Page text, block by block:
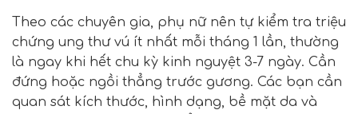
Theo các chuyên gia, phụ nữ nên tự kiểm tra triệu
chứng ung thư vú ít nhất mỗi tháng 1 lần, thường
là ngay khi hết chu kỳ kinh nguyệt 3-7 ngày. Cần
đứng hoặc ngồi thẳng trước gương. Các bạn cần
quan sát kích thước, hình dạng, bề mặt da và